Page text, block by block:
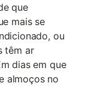
que
mais se
ou
têm ar
dias em que
almoços no